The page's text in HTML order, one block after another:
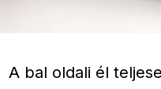
A bal oldali él